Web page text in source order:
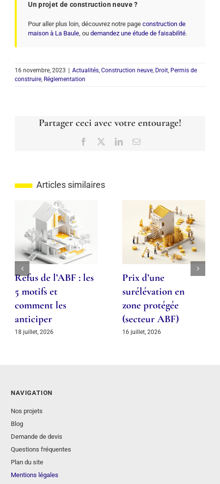
Un projet de construction neuve ?
Pour aller plus loin, découvrez notre pageconstruction de
maison à La Baule, oudemandez une étude de faisabilité.
16 novembre, 2023 Actualités, Construction neuve, Droit, Permis de
construire, Réglementation
Partager ceci avec votre entourage!
Facebook LinkedInEmail
Articles similaires
Refus de l’ABF : les
5 motifs et
comment les
anticiper
18 juillet, 2026
Prix d’une
surélévation en
zone protégée
(secteur ABF)
16 juillet, 2026
NAVIGATION
Nos projets
Blog
Demande de devis
Questions fréquentes
Plan du site
Mentions légales